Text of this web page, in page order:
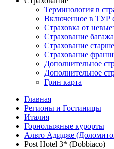
Терминология в
Включенное в ТУР
Страховка от
Страхование багажа
Страхование
Страхование
Дополнительное
Дополнительное
Грин карта
Главная
Регионы и Гостиницы
Италия
Горнолыжные курорты
Альто Адидже
Post Hotel 3* (Dobbiaco)